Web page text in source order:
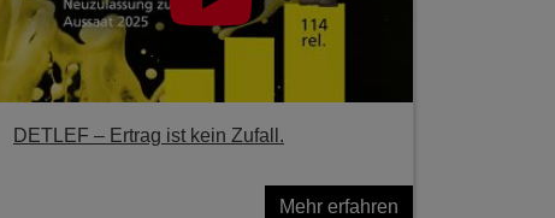
DETLEF – Ertrag ist kein Zufall.
Mehr erfahren